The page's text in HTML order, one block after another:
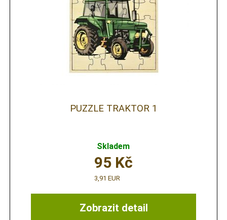
PUZZLE TRAKTOR 1
Skladem
Zobrazit detail
95 Kč
3,91 EUR